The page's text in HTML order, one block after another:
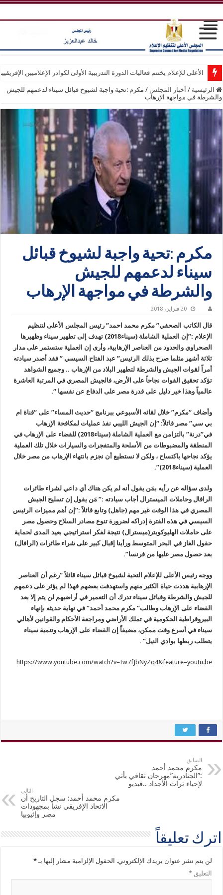
الأعلى للإعلام يختتم فعاليات الدورة التدريبية الأولى لكوادر الإعلاميين
الرئيسية / أخبار المجلس / مكرم :تحية واجبة لشيوخ قبائل سيناء لدعمهم للجيش
والشرطة في مواجهة الإرهاب
مكرم :تحية واجبة لشيوخ قبائل
سيناء لدعمهم للجيش
والشرطة في مواجهة الإرهاب
20 فبراير، 2018
قال الكاتب الصحفي” مكرم محمد احمد” رئيس المجلس الأعلى لتنظيم
الإعلام :”إن العملية الشاملة (سيناء2018) تهدف إلى تطهير سيناء وظهيرها
الصحراوي والحدود من العناصر الإرهابية، وأرى إن العملية ستستمر على مدار
ثلاثة أشهر مثلما صرح بذلك الرئيس” عبد الفتاح السيسي ” فقد أصدر سيادته
أمراً لقوات الجيش والشرطة لتطهير البلاد من الإرهاب .. وجميع الشواهد
تؤكد تحقيق القوات نجاحاً على الأرض، فالجيش المصري في المرتبة العاشرة
عالمياً وهذا خير دليل على قدرة مصر على الدفاع عن نفسها “.
وأضاف “مكرم” خلال لقائه الأسبوعي ببرنامج “حديث المساء” على “قناة ام
بي سي” مصر قائلاً: “إن الجيش الليبي نفذ عمليات لمكافحة الإرهاب
في”درنة” بالتزامن مع العملية الشاملة (سيناء2018) للقضاء على الإرهاب في
المنطقة والمضبوطات من الأسلحة والمتفجرات والسيارات خلال تلك العملية
يؤكد نجاحها باكتساح ، ولكن لا نستطيع أن نجزم بانتهاء الإرهاب من مصر خلال
العملية (سيناء2018)”.
ولدى سؤاله عن رأيه بمَن يقول أنه لم يكن هناك أي داعي لشراء طائرات
الرافال وحاملات الميسترال أجاب سيادته :” مَن يقول إن تسليح الجيش
المصري في هذا الوقت غير مهم (جاهل) وتابع قائلاً :”إن أهم مميزات الرئيس
السيسي في هذه الفترة إدراكه لضرورة تنوع مصادر السلاح وحصول مصر
على حاملات الهليوكوبتر(ميسترال) نتيجة لفكر استراتيجي بعيد المدى لحماية
حقول الغاز في البحر المتوسط ورأينا إقبال كبير على شراء طائرات (الرافال)
بعد حصول مصر عليها من فرنسا”.
ووجه رئيس الأعلى للإعلام التحية لشيوخ قبائل سيناء قائلاً “رغم أن العناصر
الإرهابية هددت حياة الكثير منهم واستهدفت بعضهم فهذا لم يؤثر على دعمهم
للجيش والشرطة وقبائل سيناء تدرك أن التعمير في أراضيهم لن يتم إلا بعد
القضاء على الإرهاب وطالب” مكرم محمد أحمد” في نهاية حديثه بإنهاء
البيروقراطية الحكومية في تملك الأراضي ومراجعة الأحكام والقوانين لأهالي
سيناء في أسرع وقت ممكن، مضيفاً إن القضاء على الإرهاب وتنمية سيناء
يتطلب ربطها بوادي النيل” .
https://www.youtube.com/watch?v=Iw7fJbNyZq4&feature=youtu.be
السابق
مكرم محمد أحمد
:”الجنادرية”مهرجان ثقافي يأتي
لإحياء تراث الأجداد ..فيديو
التالي
مكرم محمد أحمد: سجل التاريخ أن
الاتحاد الإفريقي نشأ بمجهودات
مصر وإثيوبيا
اترك تعليقاً
لن يتم نشر عنوان بريدك الإلكتروني. الحقول الإلزامية مشار إليها بـ*
التعليق*